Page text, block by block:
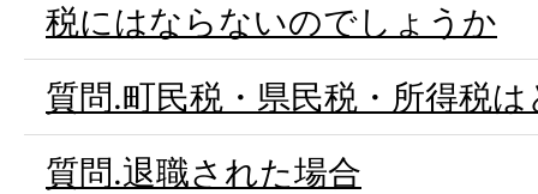
税にはならないのでしょうか
質問.町民税・県民税・所得税
質問.退職された場合